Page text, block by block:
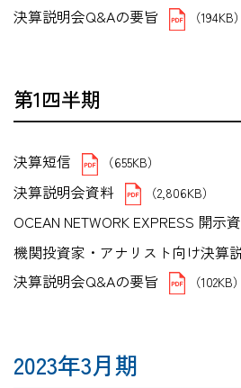
決算説明会Q&Aの要旨
（194KB）
第1四半期
決算短信 （655KB）
決算説明会資料 （2,806KB）
OCEAN NETWORK EXPRESS 開示
機関投資家・アナリスト向け決算
決算説明会Q&Aの要旨
（102KB）
2023年3月期